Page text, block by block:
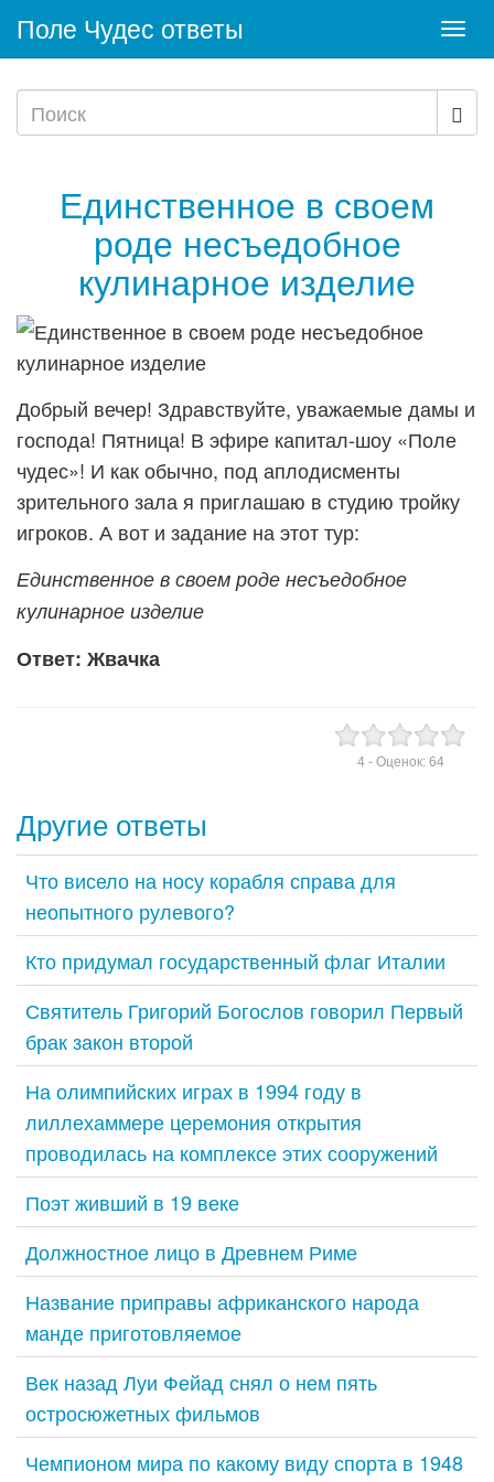
Поле Чудес ответы
Единственное в своем
роде несъедобное
кулинарное изделие
Добрый вечер! Здравствуйте, уважаемые дамы и
господа! Пятница! В эфире капитал-шоу «Поле
чудес»! И как обычно, под аплодисменты
зрительного зала я приглашаю в студию тройку
игроков. А вот и задание на этот тур:
Единственное в своем роде несъедобное
кулинарное изделие
Ответ: Жвачка
4- Оценок: 64
Другие ответы
Что висело на носу корабля справа для
неопытного рулевого?
Кто придумал государственный флаг Италии
Святитель Григорий Богослов говорил Первый
брак закон второй
На олимпийских играх в 1994 году в
лиллехаммере церемония открытия
проводилась на комплексе этих сооружений
Поэт живший в 19 веке
Должностное лицо в Древнем Риме
Название приправы африканского народа
манде приготовляемое
Век назад Луи Фейад снял о нем пять
остросюжетных фильмов
Чемпионом мира по какому виду спорта в 1948